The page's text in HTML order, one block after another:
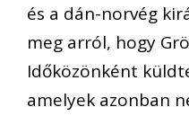
és a dán-norvég
meg arról, hogy
Időközönként
amelyek azonban